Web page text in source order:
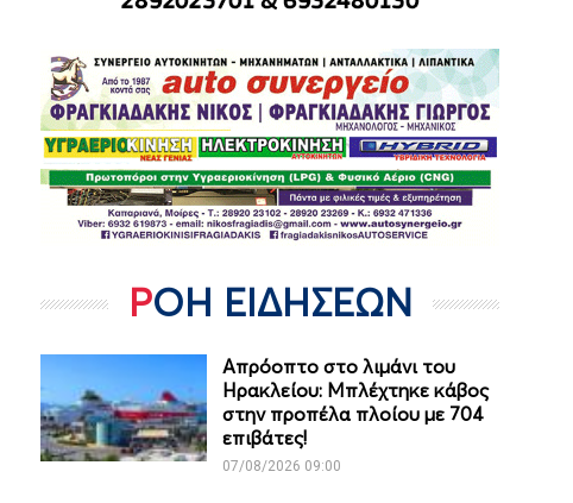
ΡΟΗ ΕΙΔΗΣΕΩΝ
Απρόοπτο στο λιμάνι του
Ηρακλείου: Μπλέχτηκε κάβος
στην προπέλα πλοίου με 704
επιβάτες!
07/08/2026 09:00